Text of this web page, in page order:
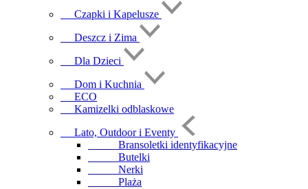
Czapki i Kapelusze
Deszcz i Zima
Dla Dzieci
Dom i Kuchnia
ECO
Kamizelki odblaskowe
Lato, Outdoor i Eventy
Bransoletki identyfikacyjne
Butelki
Nerki
Plaża